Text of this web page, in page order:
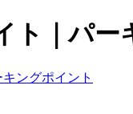
ト｜パー
ングポイント